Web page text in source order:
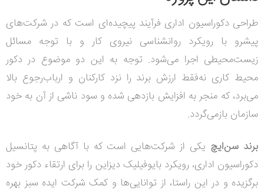
طراحی دکوراسیون اداری فرآیند پیچیده‌ای است که در شرکت‌های
پیشرو با رویکرد روانشناسی نیروی کار و با توجه مسائل
زیست‌محیطی اجرا می‌شود. توجه به این دو موضوع در دکور
محیط کاری نه‌فقط ارزش برند را نزد کارکنان و ارباب‌رجوع بالا
می‌برد، که منجر به افزایش بازدهی شده و سود ناشی از آن به خود
سازمان بازمی‌گردد.
برند سن‌ایچ یکی از شرکت‌هایی است که با آگاهی به پتانسیل
دکوراسیون اداری، رویکرد بایوفیلیک دیزاین را برای ارتقاء دکور خود
برگزیده و در این راستا، از توانایی‌ها و کمک شرکت ایده سبز بهره